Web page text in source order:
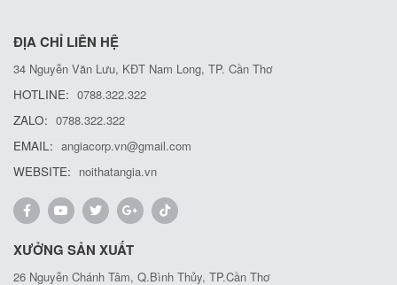
ĐỊA CHỈ LIÊN HỆ
34 Nguyễn Văn Lưu, KĐT Nam Long, TP. Cần Thơ
HOTLINE: 0788.322.322
ZALO: 0788.322.322
EMAIL: angiacorp.vn@gmail.com
WEBSITE: noithatangia.vn
XƯỞNG SẢN XUẤT
26 Nguyễn Chánh Tâm, Q.Bình Thủy, TP.Cần Thơ